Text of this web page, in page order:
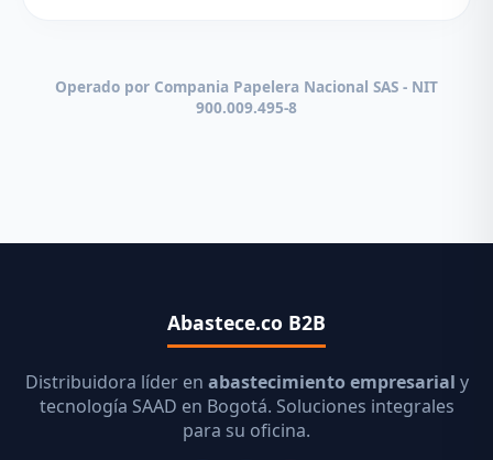
Operado por Compania Papelera Nacional SAS - NIT
900.009.495-8
Abastece.co B2B
Distribuidora líder en abastecimiento empresarial y
tecnología SAAD en Bogotá. Soluciones integrales
para su oficina.